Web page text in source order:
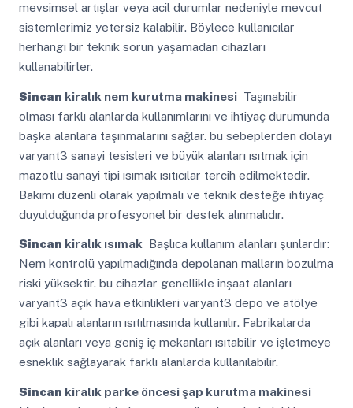
mevsimsel artışlar veya acil durumlar nedeniyle mevcut
sistemlerimiz yetersiz kalabilir. Böylece kullanıcılar
herhangi bir teknik sorun yaşamadan cihazları
kullanabilirler.
Sincan kiralık nem kurutma makinesiTaşınabilir
olması farklı alanlarda kullanımlarını ve ihtiyaç durumunda
başka alanlara taşınmalarını sağlar. bu sebeplerden dolayı
varyant3 sanayi tesisleri ve büyük alanları ısıtmak için
mazotlu sanayi tipi ısımak ısıtıcılar tercih edilmektedir.
Bakımı düzenli olarak yapılmalı ve teknik desteğe ihtiyaç
duyulduğunda profesyonel bir destek alınmalıdır.
Sincan kiralık ısımakBaşlıca kullanım alanları şunlardır:
Nem kontrolü yapılmadığında depolanan malların bozulma
riski yüksektir. bu cihazlar genellikle inşaat alanları
varyant3 açık hava etkinlikleri varyant3 depo ve atölye
gibi kapalı alanların ısıtılmasında kullanılır. Fabrikalarda
açık alanları veya geniş iç mekanları ısıtabilir ve işletmeye
esneklik sağlayarak farklı alanlarda kullanılabilir.
Sincan kiralık parke öncesi şap kurutma makinesi